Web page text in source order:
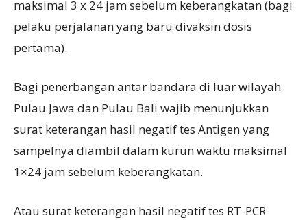
maksimal 3 x 24 jam sebelum keberangkatan (bagi
pelaku perjalanan yang baru divaksin dosis
pertama).
Bagi penerbangan antar bandara di luar wilayah
Pulau Jawa dan Pulau Bali wajib menunjukkan
surat keterangan hasil negatif tes Antigen yang
sampelnya diambil dalam kurun waktu maksimal
1×24 jam sebelum keberangkatan.
Atau surat keterangan hasil negatif tes RT-PCR